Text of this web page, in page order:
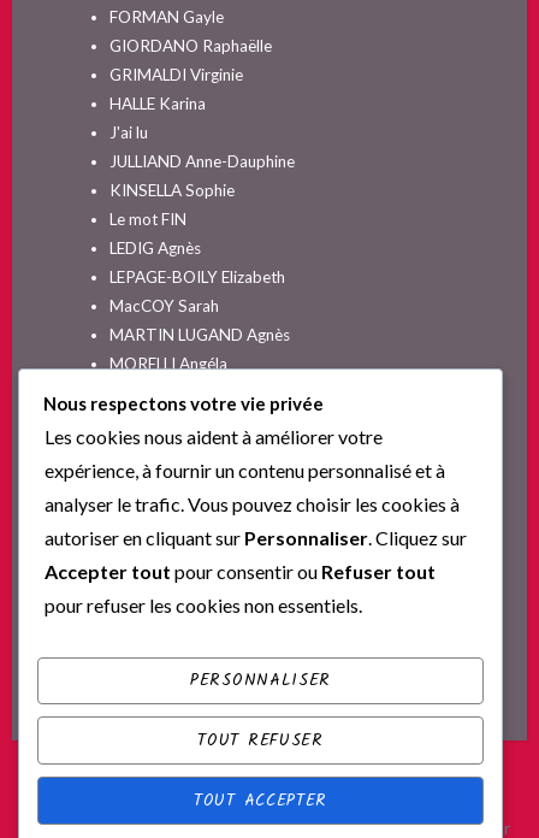
FORMAN Gayle
GIORDANO Raphaëlle
GRIMALDI Virginie
HALLE Karina
J'ai lu
JULLIAND Anne-Dauphine
KINSELLA Sophie
Le mot FIN
LEDIG Agnès
LEPAGE-BOILY Elizabeth
MacCOY Sarah
MARTIN LUGAND Agnès
MORELLI Angéla
MOYES Jojo
Non classé
PINGUILLY Yves
RIVA Alex
SESKIS Tina
SOLNON Jean-François
SPARKS Nicholas
YVERT Sylvie
Fièrement propulsé par WordPress | Thème : Scratchpad par
Nous respectons votre vie privée
Les cookies nous aident à améliorer votre
expérience, à fournir un contenu personnalisé et à
analyser le trafic. Vous pouvez choisir les cookies à
autoriser en cliquant sur Personnaliser . Cliquez sur
Accepter tout pour consentir ou Refuser tout
pour refuser les cookies non essentiels.
PERSONNALISER
TOUT REFUSER
TOUT ACCEPTER